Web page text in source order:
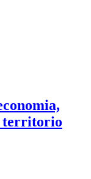
territorio